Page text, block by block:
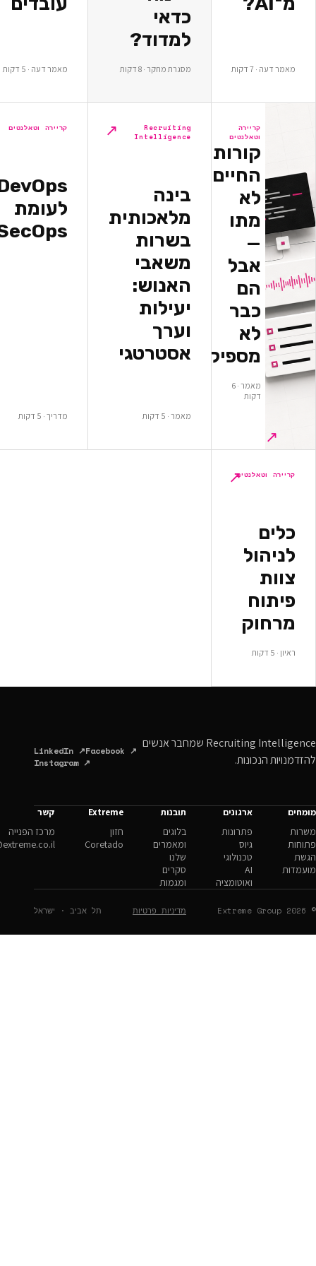
כדאי
למדוד?
מסגרת מחקר · 8 דקות מאמר דעה · 5 דקות
מאמר · 6
Recruiting
Intelligence
בינה
מלאכותית
בשרות
משאבי
האנוש:
יעילות
וערך
אסטרטגי
↗ קריירה וטאלנטים
DevOps
לעומת
DevSecOps
↗
↗
Recruiting Intelligence שמחבר אנשים
LinkedIn ↗Facebook ↗
ארגונים
פתרונות
גיוס
טכנולוגי
AI
תובנות
בלוגים
ומאמרים
שלנו
סקרים
ומגמות
Extreme
חזון
Coretado
קשר
מרכז הפנייה
hello@extreme.co.il
מדיניות פרטיות תל אביב · ישראל